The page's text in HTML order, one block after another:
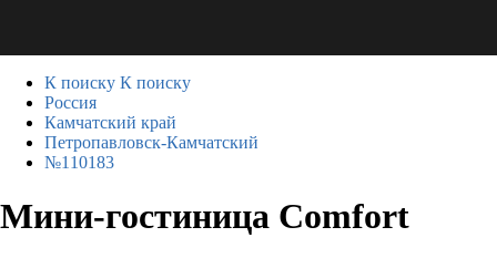
К поиску К поиску
Россия
Камчатский край
Петропавловск-Камчатский
№110183
Мини-гостиница Comfort